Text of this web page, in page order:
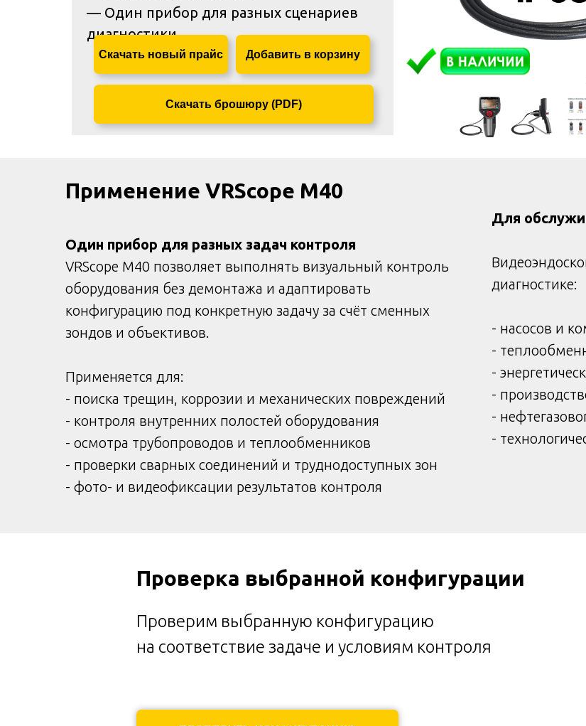
— Один прибор для разных сценариев
диагностики
Добавить в корзину
Скачать новый прайс
Скачать брошюру (PDF)
Применение VRScope M40
Один прибор для разных задач контроля
VRScope M40 позволяет выполнять визуальный контроль
оборудования без демонтажа и адаптировать
конфигурацию под конкретную задачу за счёт сменных
зондов и объективов.
Применяется для:
- поиска трещин, коррозии и механических повреждений
- контроля внутренних полостей оборудования
- осмотра трубопроводов и теплообменников
- проверки сварных соединений и труднодоступных зон
- фото- и видеофиксации результатов контроля
Для
диагностике:
- насосов и
-
-
-
-
-
Проверка выбранной конфигурации
Проверим выбранную конфигурацию
на соответствие задаче и условиям контроля